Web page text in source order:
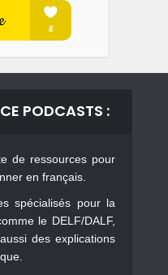
PODCASTS :
de ressources pour
en français.
spécialisés pour la
le DELF/DALF,
des explications